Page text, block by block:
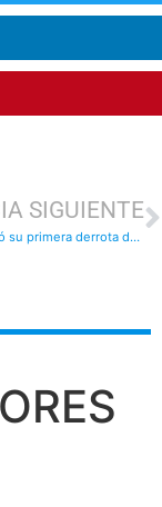
SIGUIENTE
El cadete cedió su primera derrota de la temporada: resultados